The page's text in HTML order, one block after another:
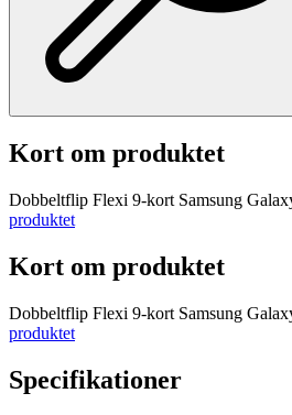
Kort om produktet
Dobbeltflip Flexi 9-kort Samsung
produktet
Kort om produktet
Dobbeltflip Flexi 9-kort Samsung
produktet
Specifikationer